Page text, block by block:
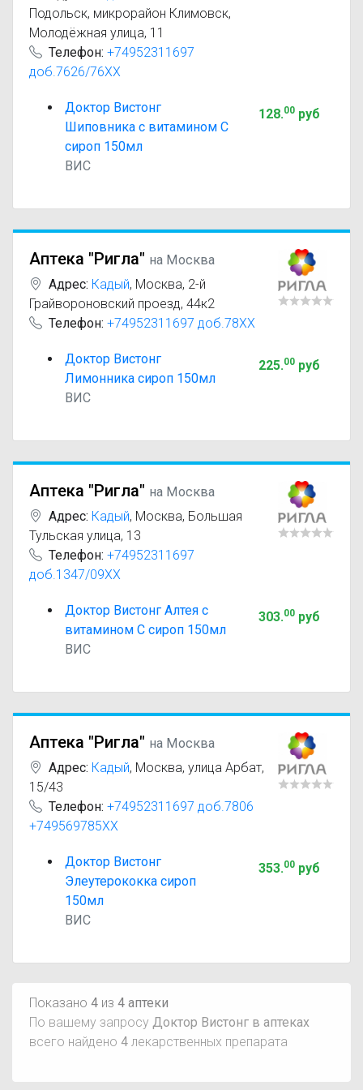
Подольск, микрорайон Климовск,
Молодёжная улица, 11
Телефон: +74952311697
доб.7626/76XX
Доктор Вистонг
Шиповника с витамином С
сироп 150мл
ВИС
128.00руб
Аптека "Ригла" на Москва
Адрес: Кадый, Москва, 2-й
Грайвороновский проезд, 44к2
Телефон: +74952311697 доб.78XX
Доктор Вистонг
Лимонника сироп 150мл
ВИС
225.00руб
Аптека "Ригла" на Москва
Адрес: Кадый, Москва, Большая
Тульская улица, 13
Телефон: +74952311697
доб.1347/09XX
Доктор Вистонг Алтея с
витамином С сироп 150мл
ВИС
303.00руб
Аптека "Ригла" на Москва
Адрес: Кадый, Москва, улица Арбат,
15/43
Телефон: +74952311697 доб.7806
+749569785XX
Доктор Вистонг
Элеутерококка сироп
150мл
ВИС
353.00руб
Показано 4 из 4 аптеки
По вашему запросу Доктор Вистонг в аптеках
всего найдено 4 лекарственных препарата